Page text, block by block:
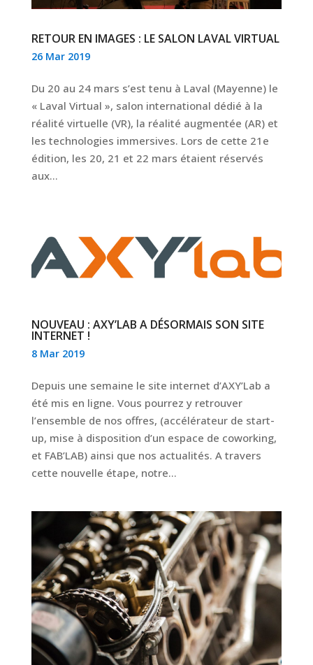
RETOUR EN IMAGES : LE SALON LAVAL VIRTUAL
26 Mar 2019
Du 20 au 24 mars s’est tenu à Laval (Mayenne) le
« Laval Virtual », salon international dédié à la
réalité virtuelle (VR), la réalité augmentée (AR) et
les technologies immersives. Lors de cette 21e
édition, les 20, 21 et 22 mars étaient réservés
aux...
NOUVEAU : AXY’LAB A DÉSORMAIS SON SITE
INTERNET !
8 Mar 2019
Depuis une semaine le site internet d’AXY’Lab a
été mis en ligne. Vous pourrez y retrouver
l’ensemble de nos offres, (accélérateur de start-
up, mise à disposition d’un espace de coworking,
et FAB’LAB) ainsi que nos actualités. A travers
cette nouvelle étape, notre...